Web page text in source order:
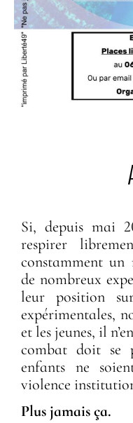
Si, depuis mai
respirer
constamment un
de nombreux
leur position
expérimentales,
et les jeunes, il
combat doit se
enfants ne
violence
Plus jamais ça.